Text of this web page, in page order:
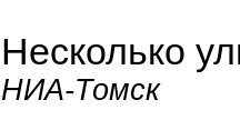
Несколько
НИА-Томск